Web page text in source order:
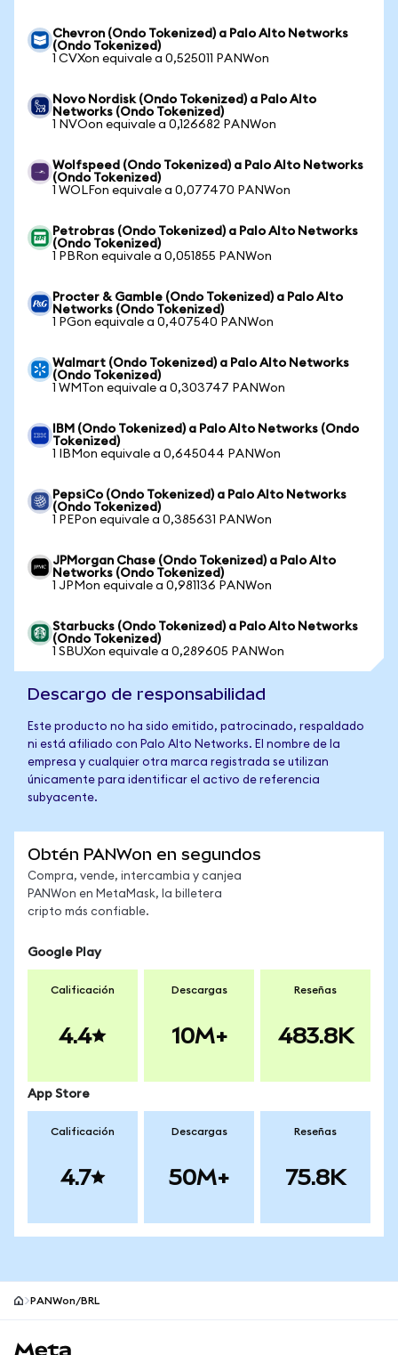
Chevron (Ondo Tokenized) a Palo Alto Networks
(Ondo Tokenized)
1 CVXon equivale a 0,525011 PANWon
Novo Nordisk (Ondo Tokenized) a Palo Alto
Networks (Ondo Tokenized)
1 NVOon equivale a 0,126682 PANWon
Wolfspeed (Ondo Tokenized) a Palo Alto Networks
(Ondo Tokenized)
1 WOLFon equivale a 0,077470 PANWon
Petrobras (Ondo Tokenized) a Palo Alto Networks
(Ondo Tokenized)
1 PBRon equivale a 0,051855 PANWon
Procter & Gamble (Ondo Tokenized) a Palo Alto
Networks (Ondo Tokenized)
1 PGon equivale a 0,407540 PANWon
Walmart (Ondo Tokenized) a Palo Alto Networks
(Ondo Tokenized)
1 WMTon equivale a 0,303747 PANWon
IBM (Ondo Tokenized) a Palo Alto Networks (Ondo
Tokenized)
1 IBMon equivale a 0,645044 PANWon
PepsiCo (Ondo Tokenized) a Palo Alto Networks
(Ondo Tokenized)
1 PEPon equivale a 0,385631 PANWon
JPMorgan Chase (Ondo Tokenized) a Palo Alto
Networks (Ondo Tokenized)
1 JPMon equivale a 0,981136 PANWon
Starbucks (Ondo Tokenized) a Palo Alto Networks
(Ondo Tokenized)
1 SBUXon equivale a 0,289605 PANWon
Descargo de responsabilidad
Este producto no ha sido emitido, patrocinado, respaldado
ni está afiliado con Palo Alto Networks. El nombre de la
empresa y cualquier otra marca registrada se utilizan
únicamente para identificar el activo de referencia
subyacente.
Obtén PANWon en segundos
Compra, vende, intercambia y canjea
PANWon en MetaMask, la billetera
cripto más confiable.
Google Play
Calificación
4.4
Descargas
10M+
Reseñas
483.8K
App Store
Calificación
4.7
Descargas
50M+
Reseñas
75.8K
PANWon/BRL